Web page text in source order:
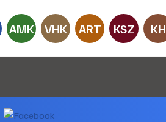
AMK VHK ART KSZ KH